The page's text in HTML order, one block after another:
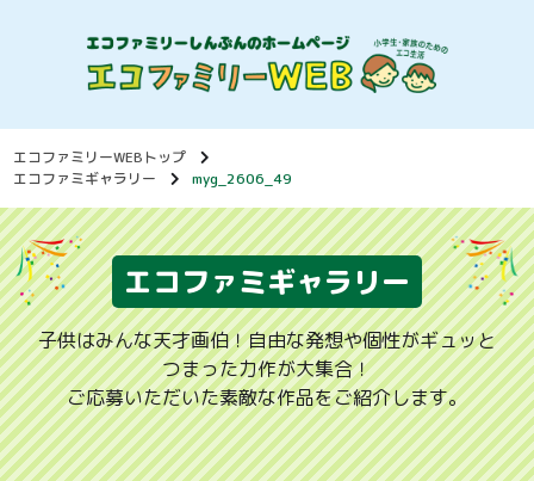
エコファミリーWEBトップ
エコファミギャラリー
myg_2606_49
エコファミギャラリー
子供はみんな天才画伯！自由な発想や個性がギュッと
つまった力作が大集合！
ご応募いただいた素敵な作品をご紹介します。